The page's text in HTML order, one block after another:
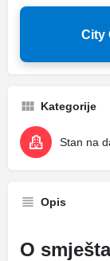
City
Kategorije
Stan na
Opis
O